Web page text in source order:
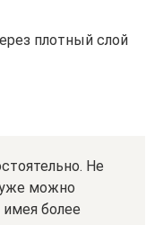
плотный слой
Не
уже можно
более